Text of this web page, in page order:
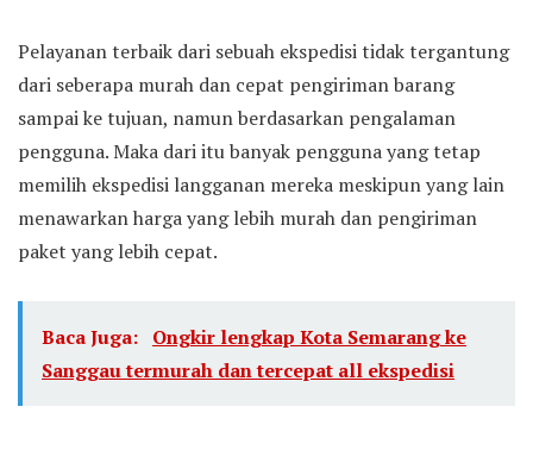
Pelayanan terbaik dari sebuah ekspedisi tidak tergantung
dari seberapa murah dan cepat pengiriman barang
sampai ke tujuan, namun berdasarkan pengalaman
pengguna. Maka dari itu banyak pengguna yang tetap
memilih ekspedisi langganan mereka meskipun yang lain
menawarkan harga yang lebih murah dan pengiriman
paket yang lebih cepat.
Baca Juga: Ongkir lengkap Kota Semarang ke
Sanggau termurah dan tercepat all ekspedisi